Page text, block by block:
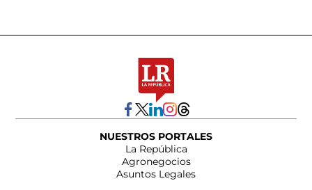
NUESTROS PORTALES
La República
Agronegocios
Asuntos Legales